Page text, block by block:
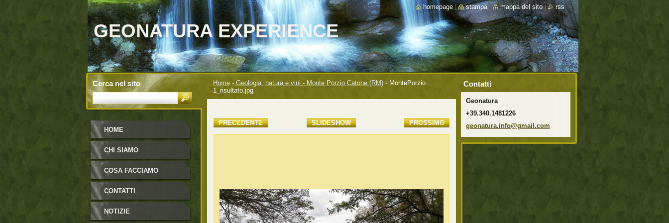
GEONATURA EXPERIENCE
Home - Geologia, natura e vini - Monte Porzio Catone (RM) - MontePorzio
1_risultato.jpg
PRECEDENTE SLIDESHOW
PROSSIMO
HOME
CHI SIAMO
COSA FACCIAMO
CONTATTI
NOTIZIE
Contatti
Geonatura
+39.340.1481226
geonatura.info@gmail.com
Cerca nel sito
homepage | stampa | mappa del sito | rss